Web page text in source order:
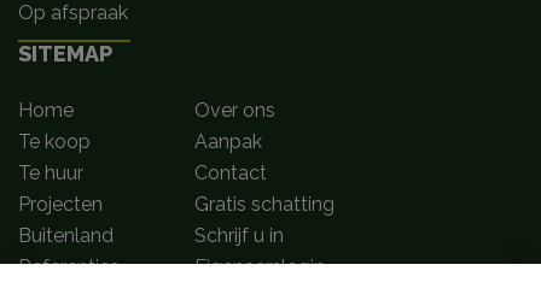
Op afspraak
SITEMAP
Home
Te koop
Te huur
Projecten
Buitenland
Referenties
Over ons
Aanpak
Contact
Gratis schatting
Schrijf u in
Eigenaarslogin